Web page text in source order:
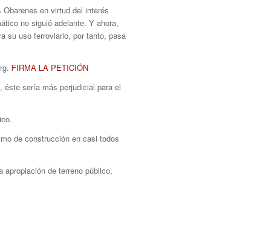
en virtud del interés
no siguió adelante. Y ahora,
su uso ferroviario, por tanto, pasa
FIRMA LA PETICIÓN
éste sería más perjudicial para el
de construcción en casi todos
de terreno público,